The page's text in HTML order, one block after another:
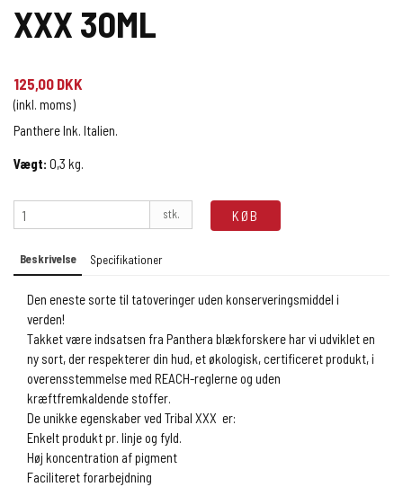
XXX 30ML
125,00 DKK
(inkl. moms)
Panthere Ink. Italien.
Vægt: 0,3 kg.
stk. KØB
Beskrivelse Specifikationer
Den eneste sorte til tatoveringer uden konserveringsmiddel i
verden!
Takket være indsatsen fra Panthera blækforskere har vi udviklet en
ny sort, der respekterer din hud, et økologisk, certificeret produkt, i
overensstemmelse med REACH-reglerne og uden
kræftfremkaldende stoffer.
De unikke egenskaber ved Tribal XXX er:
Enkelt produkt pr. linje og fyld.
Høj koncentration af pigment
Faciliteret forarbejdning